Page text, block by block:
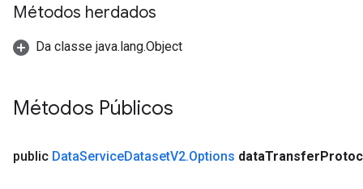
Métodos herdados
Da classe java.lang.Object
Métodos Públicos
public DataServiceDatasetV2.Options dataTransfer